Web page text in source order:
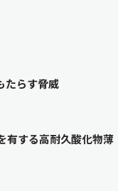
たらす脅威
有する高耐久酸化物薄